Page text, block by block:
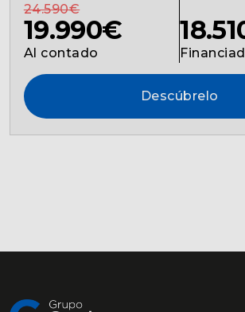
24.590€
19.990€
Al contado
Descúbrelo